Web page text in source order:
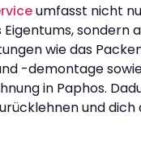
umfasst nicht
sondern
wie das
-demontage
in Paphos.
und dich